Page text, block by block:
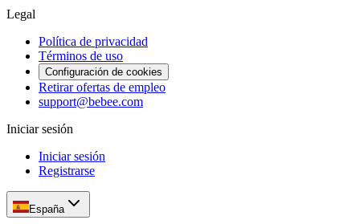
Legal
Política de privacidad
Términos de uso
Configuración de cookies
Retirar ofertas de empleo
support@bebee.com
Iniciar sesión
Iniciar sesión
Registrarse
España